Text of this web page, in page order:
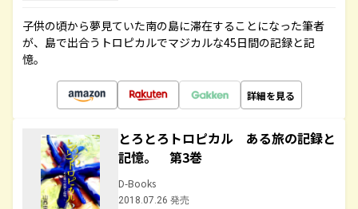
子供の頃から夢見ていた南の島に滞在することになった筆者
が、島で出合うトロピカルでマジカルな45日間の記録と記
憶。
詳細を見る
とろとろトロピカル ある旅の記録と
記憶。 第3巻
D-Books
2018.07.26 発売